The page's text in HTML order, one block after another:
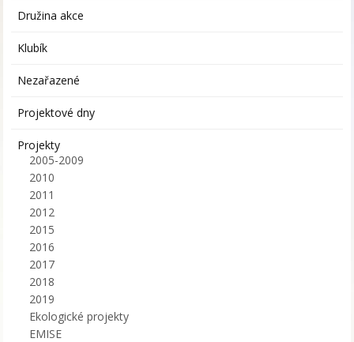
Družina akce
Klubík
Nezařazené
Projektové dny
Projekty
2005-2009
2010
2011
2012
2015
2016
2017
2018
2019
Ekologické projekty
EMISE